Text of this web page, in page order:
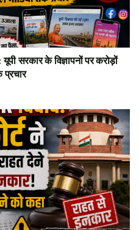
सरकार के विज्ञापनों पर करोड़ों
प्रचार